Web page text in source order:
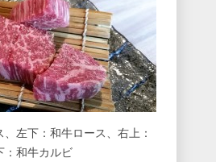
左下：和牛ロース、右上：
：和牛カルビ